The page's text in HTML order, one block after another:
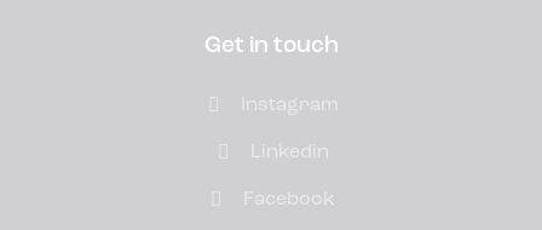
Get in touch
Instagram
Linkedin
Facebook